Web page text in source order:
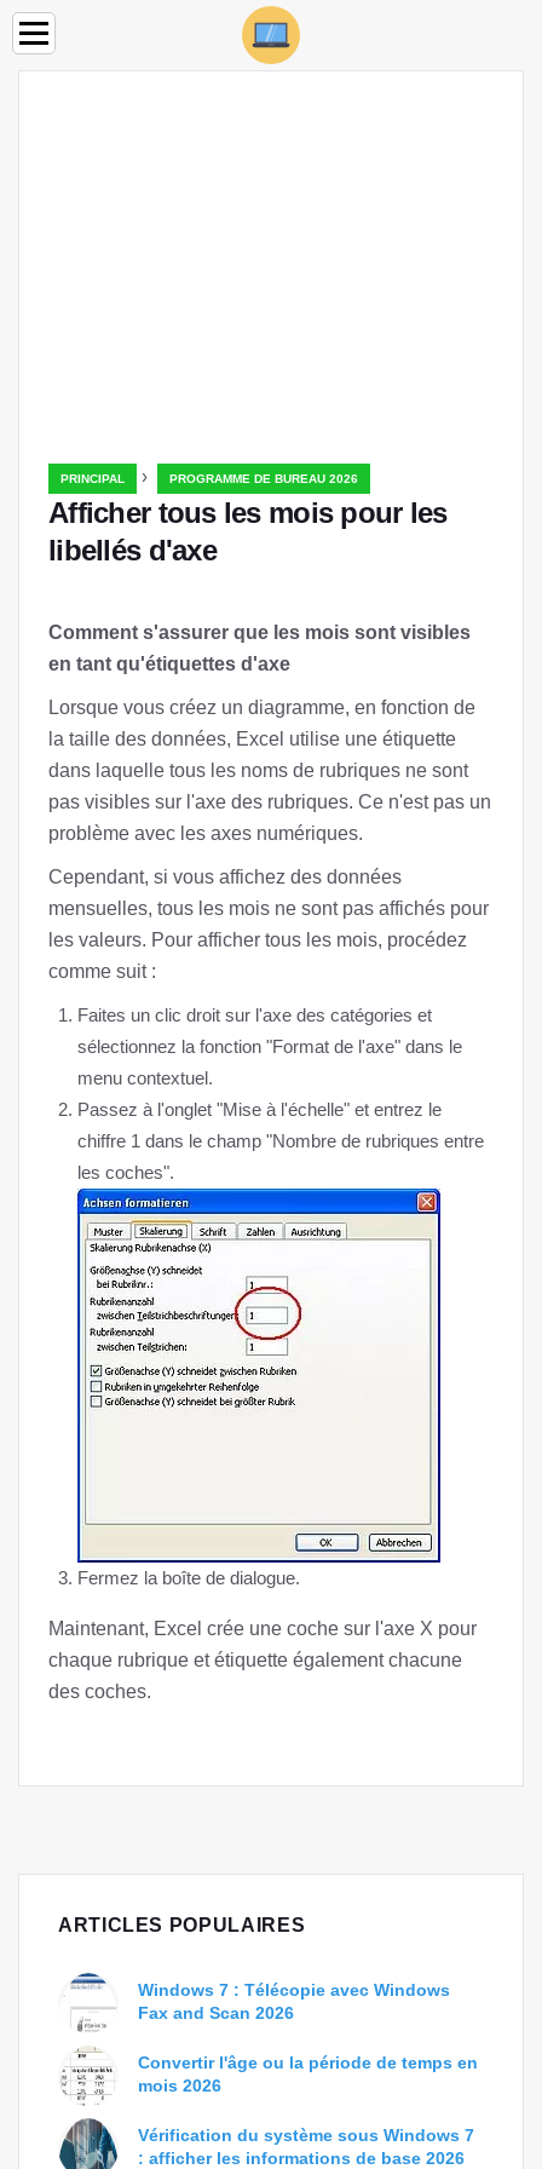
PRINCIPAL › PROGRAMME DE BUREAU 2026
Afficher tous les mois pour les
libellés d'axe
Comment s'assurer que les mois sont visibles
en tant qu'étiquettes d'axe
Lorsque vous créez un diagramme, en fonction de
la taille des données, Excel utilise une étiquette
dans laquelle tous les noms de rubriques ne sont
pas visibles sur l'axe des rubriques. Ce n'est pas un
problème avec les axes numériques.
Cependant, si vous affichez des données
mensuelles, tous les mois ne sont pas affichés pour
les valeurs. Pour afficher tous les mois, procédez
comme suit :
Faites un clic droit sur l'axe des catégories et
sélectionnez la fonction "Format de l'axe" dans le
menu contextuel.
Passez à l'onglet "Mise à l'échelle" et entrez le
chiffre 1 dans le champ "Nombre de rubriques entre
les coches".
Fermez la boîte de dialogue.
Maintenant, Excel crée une coche sur l'axe X pour
chaque rubrique et étiquette également chacune
des coches.
ARTICLES POPULAIRES
Windows 7 : Télécopie avec Windows
Fax and Scan 2026
Convertir l'âge ou la période de temps en
mois 2026
Vérification du système sous Windows 7
: afficher les informations de base 2026